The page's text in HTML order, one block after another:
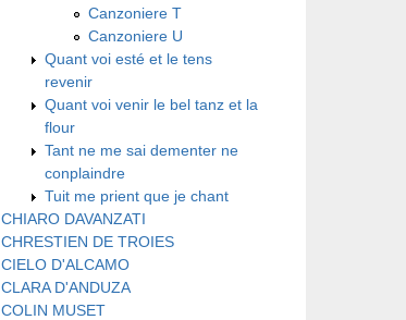
Canzoniere T
Canzoniere U
Quant voi esté et le tens
revenir
Quant voi venir le bel tanz et la
flour
Tant ne me sai dementer ne
conplaindre
Tuit me prient que je chant
CHIARO DAVANZATI
CHRESTIEN DE TROIES
CIELO D'ALCAMO
CLARA D'ANDUZA
COLIN MUSET